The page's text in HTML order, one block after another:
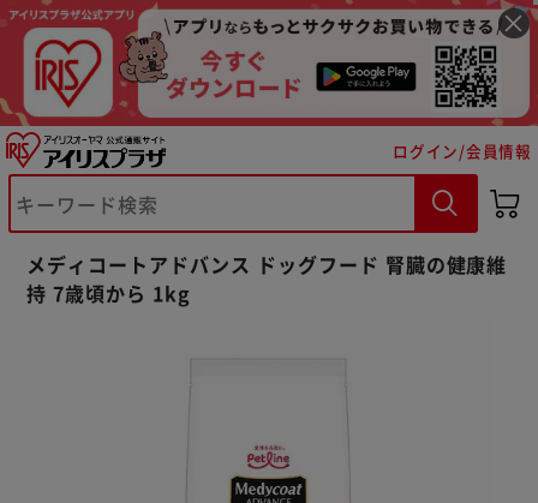
ログイン/会員情報
メディコートアドバンス ドッグフード 腎臓の健康維
持 7歳頃から 1kg
※ご確認ください
カートに入れる 購入手続きへ